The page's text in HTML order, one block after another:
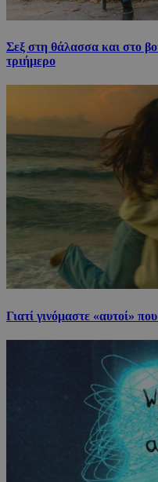
Σεξ στη θάλασσα και στο
τριήμερο
Γιατί γινόμαστε «αυτοί»